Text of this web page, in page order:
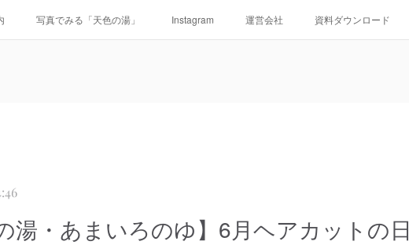
写真でみる「天色の湯」 Instagram 運営会社 資料ダウンロード
湯・あまいろのゆ】6月ヘアカットの日